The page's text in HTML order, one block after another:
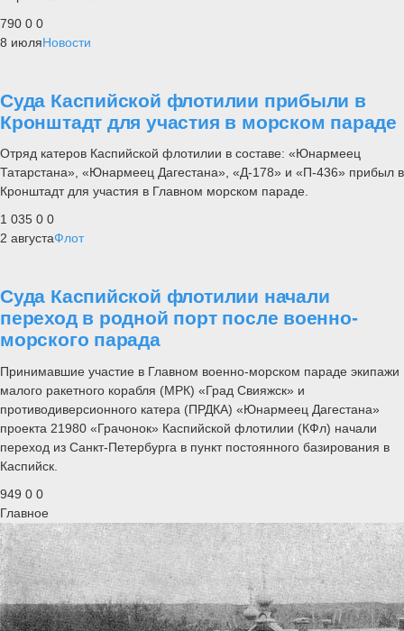
790 0 0
8 июляНовости
Суда Каспийской флотилии прибыли в
Кронштадт для участия в морском параде
Отряд катеров Каспийской флотилии в составе: «Юнармеец
Татарстана», «Юнармеец Дагестана», «Д-178» и «П-436» прибыл в
Кронштадт для участия в Главном морском параде.
1 035 0 0
2 августаФлот
Суда Каспийской флотилии начали
переход в родной порт после военно-
морского парада
Принимавшие участие в Главном военно-морском параде экипажи
малого ракетного корабля (МРК) «Град Свияжск» и
противодиверсионного катера (ПРДКА) «Юнармеец Дагестана»
проекта 21980 «Грачонок» Каспийской флотилии (КФл) начали
переход из Санкт-Петербурга в пункт постоянного базирования в
Каспийск.
949 0 0
Главное